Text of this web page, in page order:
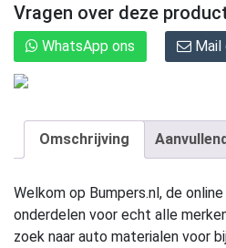
Vragen over deze
WhatsApp ons Mail
Omschrijving
Welkom op Bumpers.nl, de
onderdelen voor echt alle
zoek naar auto materialen voor